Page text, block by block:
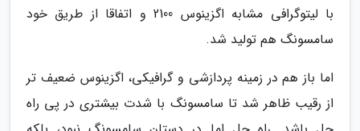
با لیتوگرافی مشابه اگزینوس 2100 و اتفاقا از طریق خود
سامسونگ هم تولید شد.
اما باز هم در زمینه پردازشی و گرافیکی، اگزینوس ضعیف تر
از رقیب ظاهر شد تا سامسونگ با شدت بیشتری در پی راه